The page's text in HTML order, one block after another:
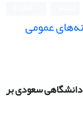
عمومی
دانشگاهی سعودی بر